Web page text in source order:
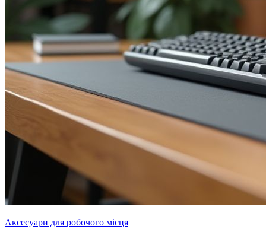
Аксесуари для робочого місця